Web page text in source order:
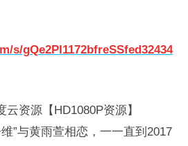
s/gQe2PI1172bfreSSfed32434
云资源【HD1080P资源】
”与黄雨萱相恋，一一直到2017